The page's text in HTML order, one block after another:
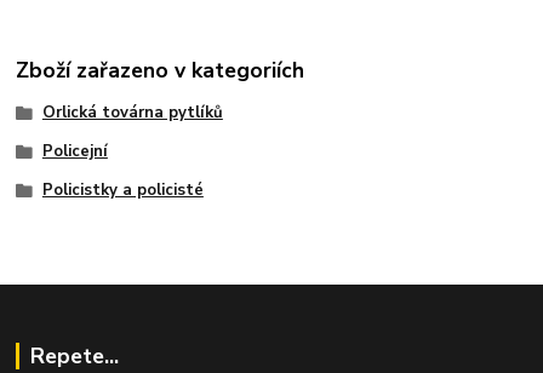
Zboží zařazeno v kategoriích
Orlická továrna pytlíků
Policejní
Policistky a policisté
Repete...